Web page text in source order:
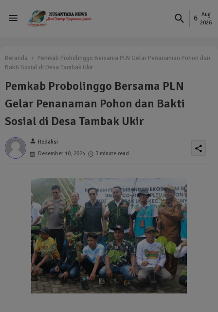
6
Aug
2026
Beranda
Pemkab Probolinggo Bersama PLN Gelar Penanaman Pohon dan
Bakti Sosial di Desa Tambak Ukir
Pemkab Probolinggo Bersama PLN
Gelar Penanaman Pohon dan Bakti
Sosial di Desa Tambak Ukir
person Redaksi
Desember 10, 2024
3 minute read
share